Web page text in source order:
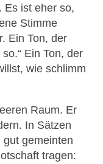
Es ist eher so,
Stimme
Ein Ton, der
Ein Ton, der
wie schlimm
Raum. Er
In Sätzen
gut gemeinten
tragen: